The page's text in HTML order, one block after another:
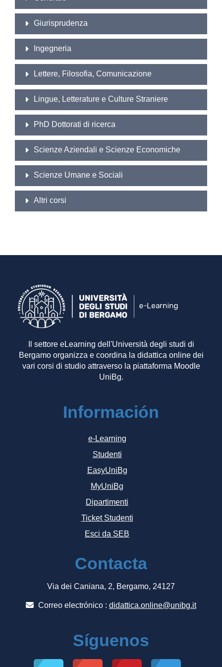
Giurisprudenza
Ingegneria
Lettere, Filosofia, Comunicazione
Lingue, Letterature e Culture Straniere
PhD Dottorati di ricerca
Scienze Aziendali e Scienze Economiche
Scienze Umane e Sociali
Altri corsi
Il settore eLearning dell'Università degli studi di
Bergamo organizza e coordina la didattica online dei
vari corsi di studio attraverso la piattaforma Moodle
UniBg.
Información
e-Learning
Studenti
EasyUniBg
MyUniBg
Dipartimenti
Ticket Studenti
Esci da SEB
Contacta
Via dei Caniana, 2, Bergamo, 24127
Correo electrónico : didattica.online@unibg.it
Síguenos